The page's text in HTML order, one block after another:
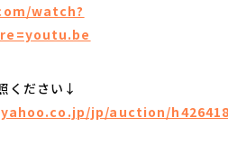
watch?
ください↓
jp/auction/